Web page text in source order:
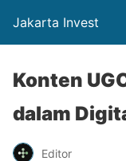
Jakarta Invest
Konten
dalam
Editor